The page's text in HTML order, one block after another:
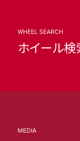
MEDIA
WHEEL SEARCH
ホイール検